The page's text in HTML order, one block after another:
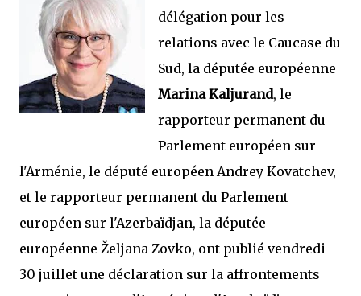
délégation pour les
relations avec le Caucase du
Sud, la députée européenne
Marina Kaljurand, le
rapporteur permanent du
Parlement européen sur
l'Arménie, le député européen Andrey Kovatchev,
et le rapporteur permanent du Parlement
européen sur l'Azerbaïdjan, la députée
européenne Željana Zovko, ont publié vendredi
30 juillet une déclaration sur la affrontements